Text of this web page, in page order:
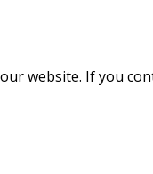
website. If you